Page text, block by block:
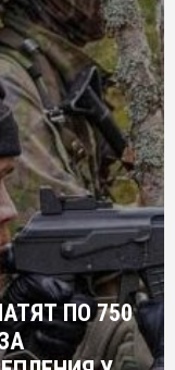
ПО 750